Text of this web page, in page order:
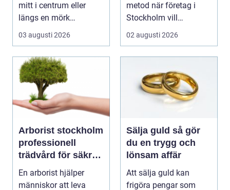
mitt i centrum eller
längs en mörk
landsväg, handlar allt
03 augusti 2026
metod när företag i
Stockholm vill
kombinera slitstyrka,
02 augusti 2026
Arborist stockholm
professionell
trädvård för säkra
och vackra träd
En arborist hjälper
människor att leva
Sälja guld så gör
du en trygg och
lönsam affär
Att sälja guld kan
frigöra pengar som